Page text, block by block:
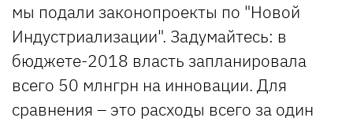
мы подали законопроекты по "Новой
Индустриализации". Задумайтесь: в
бюджете-2018 власть запланировала
всего 50 млнгрн на инновации. Для
сравнения – это расходы всего за один